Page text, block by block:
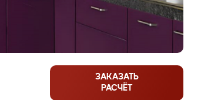
ЗАКАЗАТЬ
РАСЧЁТ